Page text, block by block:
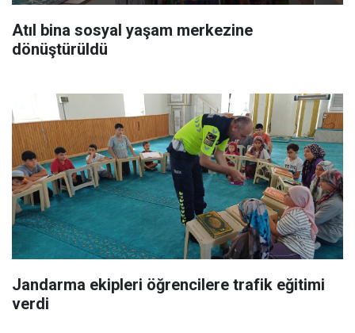
Atıl bina sosyal yaşam merkezine
dönüştürüldü
Jandarma ekipleri öğrencilere trafik eğitimi
verdi